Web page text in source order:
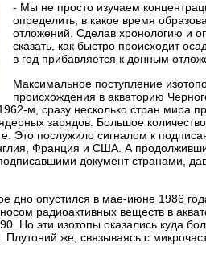
- Мы не просто изучаем
определить, в какое время
отложений. Сделав хронологию и
сказать, как быстро происходит
в год прибавляется к донным
Максимальное поступление
происхождения в акваторию
м, сразу несколько стран мира
зарядов. Большое
Это послужило сигналом к
Франция и США. А
документ странами,
дно опустился в мае-июне 1986
радиоактивных веществ в
Но эти изотопы оказались куда
же, связываясь с